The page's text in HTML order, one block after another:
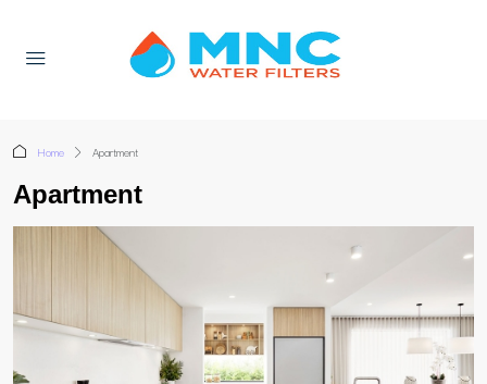
Home Apartment
Apartment